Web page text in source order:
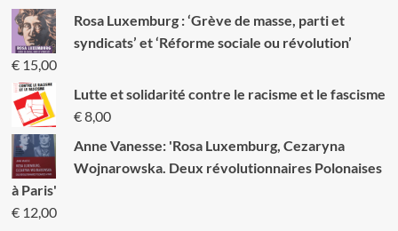
Rosa Luxemburg : ‘Grève de masse, parti et
syndicats’ et ‘Réforme sociale ou révolution’
€15,00
Lutte et solidarité contre le racisme et le fascisme
€8,00
Anne Vanesse: 'Rosa Luxemburg, Cezaryna
Wojnarowska. Deux révolutionnaires Polonaises
à Paris'
€12,00